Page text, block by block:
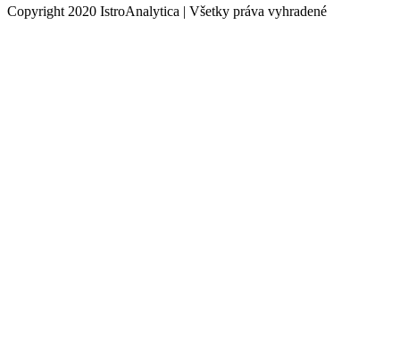
Copyright 2020 IstroAnalytica | Všetky práva vyhradené